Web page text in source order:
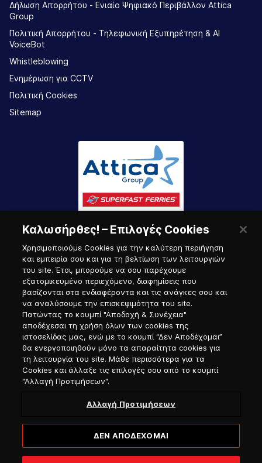
Δήλωση Απορρήτου - Ενιαίο Ψηφιακό Περιβάλλον Attica
Group
Πολιτική Απορρήτου - Τηλεφωνική Εξυπηρέτηση & AI
VoiceBot
Whistleblowing
Ενημέρωση για CCTV
Πολιτική Cookies
Sitemap
Πύλη Ναυτικού
© 2026, Hellenic Seaways / Αριθμός Γ.Ε.ΜΗ. 12214740700
Καλωσήρθες! – Επιλογές Cookies
Χρησιμοποιούμε Cookies για την καλύτερη περιήγηση
και εμπειρία σου και για τη βελτίωση των λειτουργιών
του site. Έτσι, μπορούμε να σου παρέχουμε
εξατομικευμένο περιεχόμενο, διαφημίσεις που
βασίζονται στα ενδιαφέροντα και τις ανάγκες σου και
να αναλύσουμε την επισκεψιμότητα του site.
Πατώντας το κουμπί "Αποδοχή & Συνέχεια"
αποδέχεσαι τη χρήση όλων των cookies της
ιστοσελίδας μας, ενώ με το κουμπί “Δεν Αποδέχομαι”
θα ενεργοποιηθούν μόνο τα απαραίτητα cookies για
τη λειτουργία του site. Μάθε περισσότερα για τα
Cookies και άλλαξε τις επιλογές σου από το κουμπί
"Αλλαγή Προτιμήσεων".
Αλλαγή Προτιμήσεων
ΔΕΝ ΑΠΟΔΕΧΟΜΑΙ